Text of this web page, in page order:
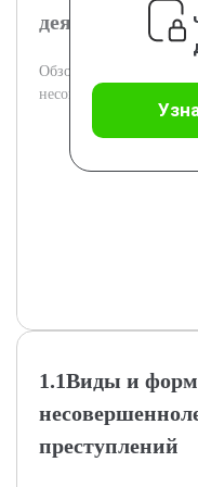
деятельность
Обзор определения и
несовершеннолетних в
1.1Виды и
преступлений